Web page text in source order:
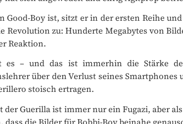
Good-Boy ist, sitzt er in der ersten Reihe
Revolution zu: Hunderte Megabytes von
Reaktion.
es – und das ist immerhin die Stärke
über den Verlust seines
stoisch ertragen.
der Guerilla ist immer nur ein Fugazi, aber
dass die Bilder für Bobbi-Boy beinahe